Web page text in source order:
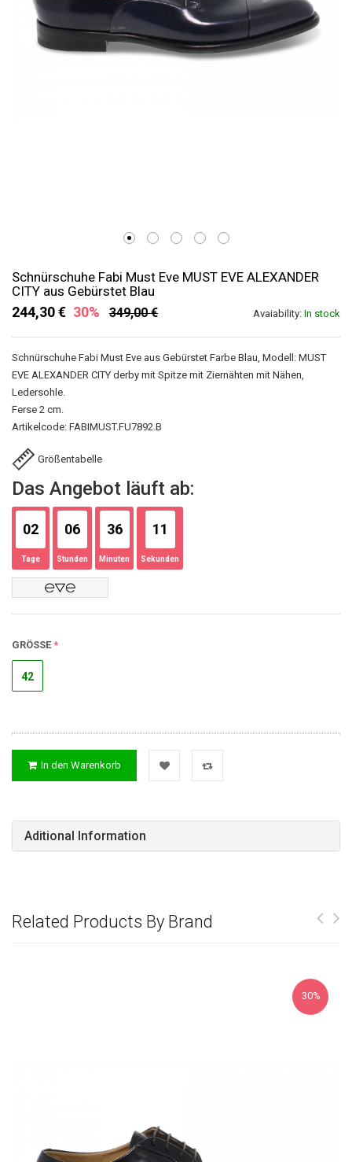
Schnürschuhe Fabi Must Eve MUST EVE ALEXANDER
CITY aus Gebürstet Blau
Avaiability: In stock
349,00 €
244,30 € 30%
Schnürschuhe Fabi Must Eve aus Gebürstet Farbe Blau, Modell: MUST
EVE ALEXANDER CITY derby mit Spitze mit Ziernähten mit Nähen,
Ledersohle.
Ferse 2 cm.
Artikelcode: FABIMUST.FU7892.B
Größentabelle
Das Angebot läuft ab:
02
Tage
06
Stunden
36
Minuten
11
Sekunden
GRÖSSE
42
In den Warenkorb
Aditional Information
Related Products By Brand
30%